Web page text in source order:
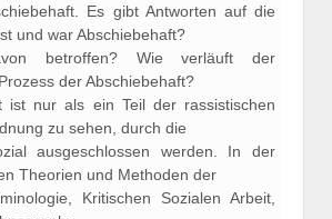
Es gibt Antworten auf die
und war Abschiebehaft?
betroffen? Wie verläuft der
der Abschiebehaft?
ist nur als ein Teil der rassistischen
zu sehen, durch die
ausgeschlossen werden. In der
Theorien und Methoden der
Kritischen Sozialen Arbeit,